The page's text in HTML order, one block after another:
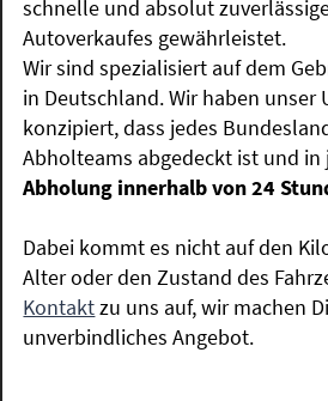
schnelle und absolut
Autoverkaufes gewährleistet.
Wir sind spezialisiert auf dem
in Deutschland. Wir haben unser
konzipiert, dass jedes
Abholteams abgedeckt ist und in
Abholung innerhalb von 24
Dabei kommt es nicht auf den
Alter oder den Zustand des
Kontaktzu uns auf, wir machen
unverbindliches Angebot.